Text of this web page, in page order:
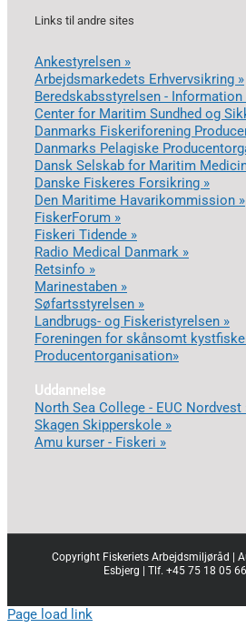
Links til andre sites
Ankestyrelsen »
Arbejdsmarkedets Erhvervsikring »
Beredskabsstyrelsen -
Center for Maritim Sundhed og
Danmarks Fiskeriforening
Danmarks Pelagiske
Dansk Selskab for Maritim
Danske Fiskeres Forsikring »
Den Maritime Havarikommission »
FiskerForum »
Fiskeri Tidende »
Radio Medical Danmark »
Retsinfo »
Marinestaben »
Søfartsstyrelsen »
Landbrugs- og Fiskeristyrelsen »
Foreningen for skånsomt
Producentorganisation»
Uddannelse
North Sea College - EUC Nordvest
Skagen Skipperskole »
Amu kurser - Fiskeri »
Copyright Fiskeriets Arbejdsmiljøråd |
Esbjerg | Tlf. +45 75 18 05 66
Page load link